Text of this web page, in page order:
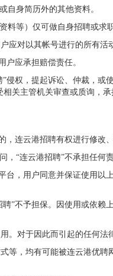
自身简历外的其他资料。
等）仅可做自身招聘或求
应对以其帐号进行的所有活
户应承担赔偿责任。
权，提起诉讼、仲裁，或
关主管机关审查或质询，
连云港招聘有权进行修改、
“连云港招聘”不承担任何责
台，用户同意并保证使用以
”不予担保。因使用或依赖
对于因此而引起的任何法
等，均有可能被连云港优